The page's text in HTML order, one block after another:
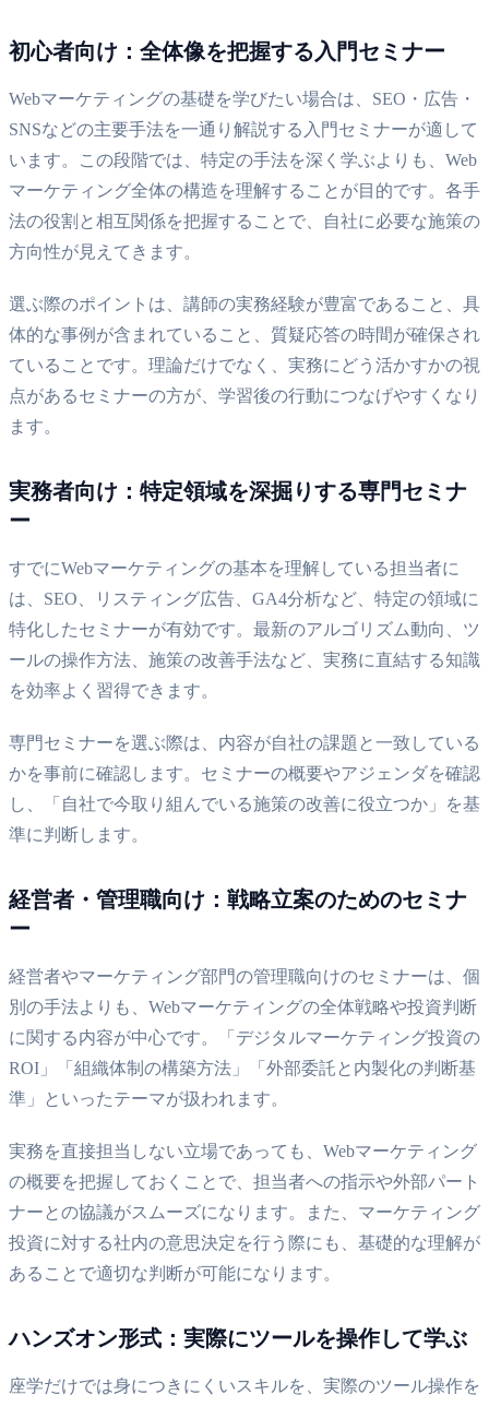
初心者向け：全体像を把握する入門セミナー
Webマーケティングの基礎を学びたい場合は、SEO・広告・
SNSなどの主要手法を一通り解説する入門セミナーが適して
います。この段階では、特定の手法を深く学ぶよりも、Web
マーケティング全体の構造を理解することが目的です。各手
法の役割と相互関係を把握することで、自社に必要な施策の
方向性が見えてきます。
選ぶ際のポイントは、講師の実務経験が豊富であること、具
体的な事例が含まれていること、質疑応答の時間が確保され
ていることです。理論だけでなく、実務にどう活かすかの視
点があるセミナーの方が、学習後の行動につなげやすくなり
ます。
実務者向け：特定領域を深掘りする専門セミナ
ー
すでにWebマーケティングの基本を理解している担当者に
は、SEO、リスティング広告、GA4分析など、特定の領域に
特化したセミナーが有効です。最新のアルゴリズム動向、ツ
ールの操作方法、施策の改善手法など、実務に直結する知識
を効率よく習得できます。
専門セミナーを選ぶ際は、内容が自社の課題と一致している
かを事前に確認します。セミナーの概要やアジェンダを確認
し、「自社で今取り組んでいる施策の改善に役立つか」を基
準に判断します。
経営者・管理職向け：戦略立案のためのセミナ
ー
経営者やマーケティング部門の管理職向けのセミナーは、個
別の手法よりも、Webマーケティングの全体戦略や投資判断
に関する内容が中心です。「デジタルマーケティング投資の
ROI」「組織体制の構築方法」「外部委託と内製化の判断基
準」といったテーマが扱われます。
実務を直接担当しない立場であっても、Webマーケティング
の概要を把握しておくことで、担当者への指示や外部パート
ナーとの協議がスムーズになります。また、マーケティング
投資に対する社内の意思決定を行う際にも、基礎的な理解が
あることで適切な判断が可能になります。
ハンズオン形式：実際にツールを操作して学ぶ
座学だけでは身につきにくいスキルを、実際のツール操作を